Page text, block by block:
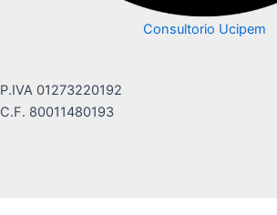
Consultorio Ucipem
P.IVA 01273220192
C.F. 80011480193